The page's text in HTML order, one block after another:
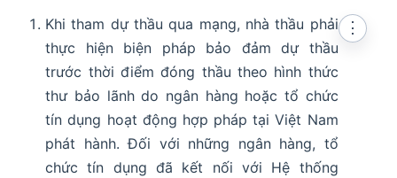
Khi tham dự thầu qua mạng, nhà thầu phải
thực hiện biện pháp bảo đảm dự thầu
trước thời điểm đóng thầu theo hình thức
thư bảo lãnh do ngân hàng hoặc tổ chức
tín dụng hoạt động hợp pháp tại Việt Nam
phát hành. Đối với những ngân hàng, tổ
chức tín dụng đã kết nối với Hệ thống
⋮